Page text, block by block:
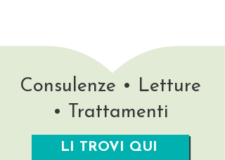
Consulenze • Letture
• Trattamenti
LI TROVI QUI